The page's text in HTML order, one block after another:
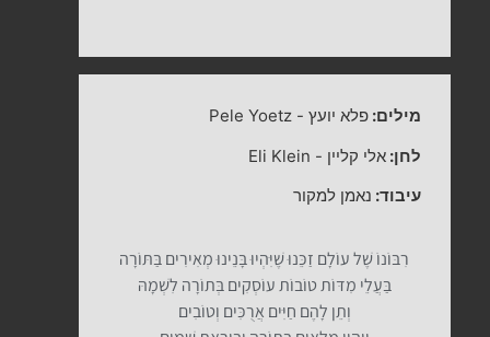
מילים:פלא יועץ -
Pele Yoetz
לחן:אלי קליין -
Eli Klein
עיבוד: נאמן למקור
רִבּוֹנוֹ שֶׁל עוֹלָם זַכֵּנוּ שֶׁיִּהְיוּ בָּנֵינוּ מְאִירִים בַּתּוֹרָה
בַּעֲלֵי מִדּוֹת טוֹבוֹת עוֹסְקִים בְּתוֹרָה לִשְׁמָהּ
וְתֵן לָהֶם חַיִּים אֲרֻכִּים וְטוֹבִים